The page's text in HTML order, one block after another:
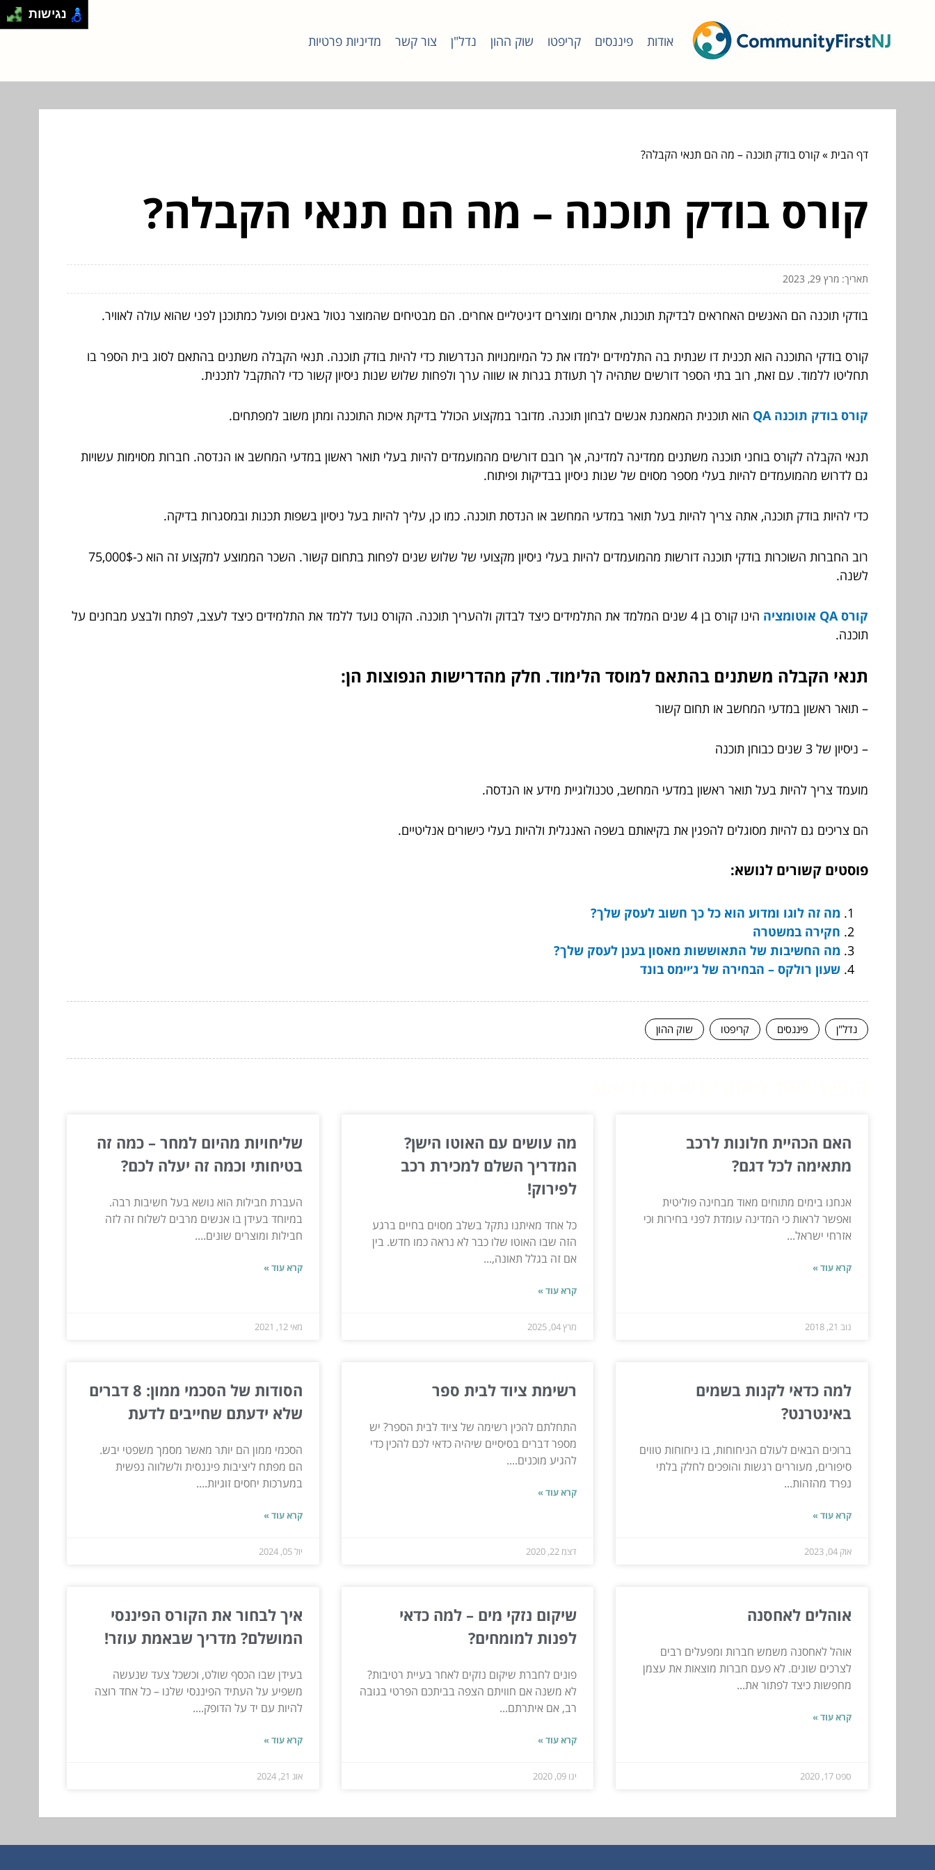
אודות פיננסים קריפטו שוק ההון נדל"ן צור קשר מדיניות פרטיות
דף הבית»קורס בודק תוכנה – מה הם תנאי הקבלה?
קורס בודק תוכנה – מה הם תנאי הקבלה?
תאריך: מרץ 29, 2023
בודקי תוכנה הם האנשים האחראים לבדיקת תוכנות, אתרים ומוצרים דיגיטליים אחרים. הם מבטיחים שהמוצר נטול באגים ופועל כמתוכנן לפני שהוא עולה לאוויר.
קורס בודקי התוכנה הוא תכנית דו שנתית בה התלמידים ילמדו את כל המיומנויות הנדרשות כדי להיות בודק תוכנה. תנאי הקבלה משתנים בהתאם לסוג בית הספר בו
תחליטו ללמוד. עם זאת, רוב בתי הספר דורשים שתהיה לך תעודת בגרות או שווה ערך ולפחות שלוש שנות ניסיון קשור כדי להתקבל לתכנית.
קורס בודק תוכנה QA הוא תוכנית המאמנת אנשים לבחון תוכנה. מדובר במקצוע הכולל בדיקת איכות התוכנה ומתן משוב למפתחים.
תנאי הקבלה לקורס בוחני תוכנה משתנים ממדינה למדינה, אך רובם דורשים מהמועמדים להיות בעלי תואר ראשון במדעי המחשב או הנדסה. חברות מסוימות עשויות
גם לדרוש מהמועמדים להיות בעלי מספר מסוים של שנות ניסיון בבדיקות ופיתוח.
כדי להיות בודק תוכנה, אתה צריך להיות בעל תואר במדעי המחשב או הנדסת תוכנה. כמו כן, עליך להיות בעל ניסיון בשפות תכנות ובמסגרות בדיקה.
רוב החברות השוכרות בודקי תוכנה דורשות מהמועמדים להיות בעלי ניסיון מקצועי של שלוש שנים לפחות בתחום קשור. השכר הממוצע למקצוע זה הוא כ-75,000$
לשנה.
קורס QA אוטומציה
הינו קורס בן 4 שנים המלמד את התלמידים כיצד לבדוק ולהעריך תוכנה. הקורס נועד ללמד את התלמידים כיצד לעצב, לפתח ולבצע מבחנים על
תוכנה.
תנאי הקבלה משתנים בהתאם למוסד הלימוד. חלק מהדרישות הנפוצות הן:
– תואר ראשון במדעי המחשב או תחום קשור
– ניסיון של 3 שנים כבוחן תוכנה
מועמד צריך להיות בעל תואר ראשון במדעי המחשב, טכנולוגיית מידע או הנדסה.
הם צריכים גם להיות מסוגלים להפגין את בקיאותם בשפה האנגלית ולהיות בעלי כישורים אנליטיים.
פוסטים קשורים לנושא:
מה זה לוגו ומדוע הוא כל כך חשוב לעסק שלך?
חקירה במשטרה
מה החשיבות של התאוששות מאסון בענן לעסק שלך?
שעון רולקס – הבחירה של ג׳יימס בונד
נדל"ן פיננסים קריפטו שוק ההון
האם הכהיית חלונות לרכב
מתאימה לכל דגם?
אנחנו בימים מתוחים מאוד מבחינה פוליטית
ואפשר לראות כי המדינה עומדת לפני בחירות וכי
אזרחי ישראל...
קרא עוד »
נוב 21, 2018
מה עושים עם האוטו הישן?
המדריך השלם למכירת רכב
לפירוק!
כל אחד מאיתנו נתקל בשלב מסוים בחיים ברגע
הזה שבו האוטו שלו כבר לא נראה כמו חדש. בין
אם זה בגלל תאונה,...
קרא עוד »
מרץ 04, 2025
שליחויות מהיום למחר – כמה זה
בטיחותי וכמה זה יעלה לכם?
העברת חבילות הוא נושא בעל חשיבות רבה.
במיוחד בעידן בו אנשים מרבים לשלוח זה לזה
חבילות ומוצרים שונים....
קרא עוד »
מאי 12, 2021
למה כדאי לקנות בשמים
באינטרנט?
ברוכים הבאים לעולם הניחוחות, בו ניחוחות טווים
סיפורים, מעוררים רגשות והופכים לחלק בלתי
נפרד מהזהות...
קרא עוד »
אוק 04, 2023
רשימת ציוד לבית ספר
התחלתם להכין רשימה של ציוד לבית הספר? יש
מספר דברים בסיסיים שיהיה כדאי לכם להכין כדי
להגיע מוכנים....
קרא עוד »
דצמ 22, 2020
הסודות של הסכמי ממון: 8 דברים
שלא ידעתם שחייבים לדעת
הסכמי ממון הם יותר מאשר מסמך משפטי יבש.
הם מפתח ליציבות פיננסית ולשלווה נפשית
במערכות יחסים זוגיות....
קרא עוד »
יול 05, 2024
אוהלים לאחסנה
אוהל לאחסנה משמש חברות ומפעלים רבים
לצרכים שונים. לא פעם חברות מוצאות את עצמן
מחפשות כיצד לפתור את...
קרא עוד »
ספט 17, 2020
שיקום נזקי מים – למה כדאי
לפנות למומחים?
פונים לחברת שיקום נזקים לאחר בעיית רטיבות?
לא משנה אם חוויתם הצפה בביתכם הפרטי בגובה
רב, אם איתרתם...
קרא עוד »
ינו 09, 2020
איך לבחור את הקורס הפיננסי
המושלם? מדריך שבאמת עוזר!
בעידן שבו הכסף שולט, וכשכל צעד שנעשה
משפיע על העתיד הפיננסי שלנו – כל אחד רוצה
להיות עם יד על הדופק....
קרא עוד »
אוג 21, 2024
נגישות